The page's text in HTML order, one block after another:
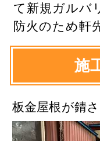
て新規ガルバ
防火のため軒
施
板金屋根が錆